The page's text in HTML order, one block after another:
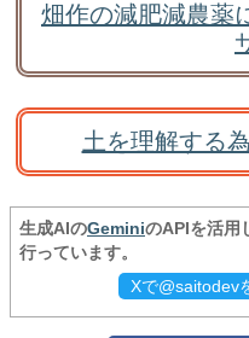
畑作の減肥減農薬
土を理解する
生成AIのGeminiのAPIを活用
行っています。
Xで@saitodev